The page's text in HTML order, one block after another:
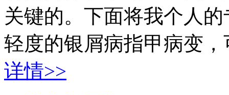
关键的。下面将我个人
轻度的银屑病指甲病变
详情>>